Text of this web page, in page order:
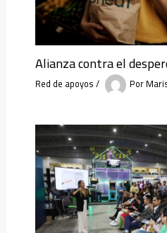
Alianza contra el
Red de apoyos/ Por